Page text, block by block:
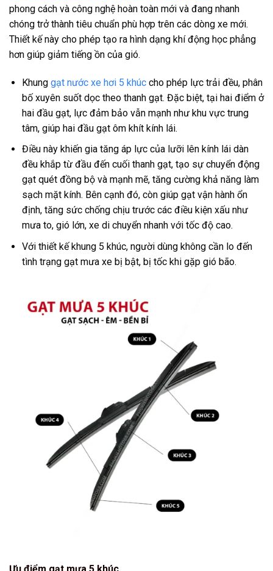
phong cách và công nghệ hoàn toàn mới và đang nhanh
chóng trở thành tiêu chuẩn phù hợp trên các dòng xe mới.
Thiết kế này cho phép tạo ra hình dạng khí động học phẳng
hơn giúp giảm tiếng ồn của gió.
Khung gạt nước xe hơi 5 khúccho phép lực trải đều, phân
bố xuyên suốt dọc theo thanh gạt. Đặc biệt, tại hai điểm ở
hai đầu gạt, lực đảm bảo vẫn mạnh như khu vực trung
tâm, giúp hai đầu gạt ôm khít kính lái.
Điều này khiến gia tăng áp lực của lưỡi lên kính lái dàn
đều khắp từ đầu đến cuối thanh gạt, tạo sự chuyển động
gạt quét đồng bộ và mạnh mẽ, tăng cường khả năng làm
sạch mặt kính. Bên cạnh đó, còn giúp gạt vận hành ổn
định, tăng sức chống chịu trước các điều kiện xấu như
mưa to, gió lớn, xe di chuyển nhanh với tốc độ cao.
Với thiết kế khung 5 khúc, người dùng không cần lo đến
tình trạng gạt mưa xe bị bật, bị tốc khi gặp gió bão.